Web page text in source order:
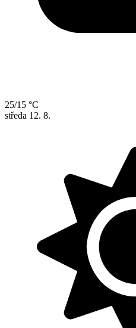
25/15 °C
středa 12. 8.